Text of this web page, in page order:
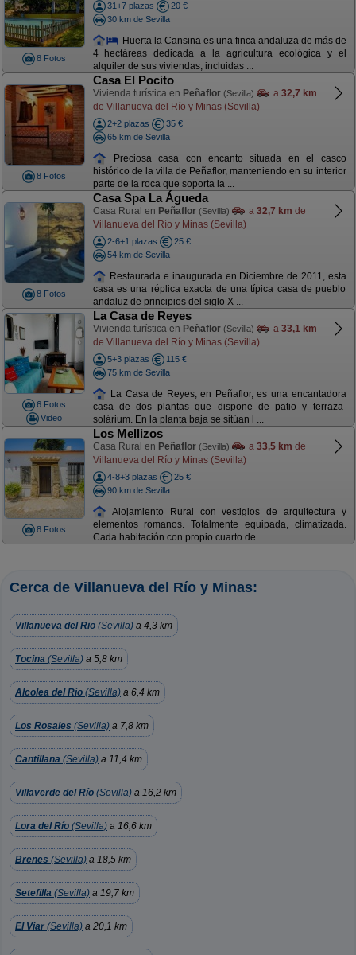
8 Fotos
31+7 plazas
20 €
30 km de Sevilla
Huerta la Cansina es una finca andaluza de más de
4 hectáreas dedicada a la agricultura ecológica y el
alquiler de sus viviendas, incluidas ...
8 Fotos
Casa El Pocito
Vivienda turística en Peñaflor (Sevilla) a 32,7 km
de Villanueva del Río y Minas (Sevilla)
2+2 plazas
35 €
65 km de Sevilla
Preciosa casa con encanto situada en el casco
histórico de la villa de Peñaflor, manteniendo en su interior
parte de la roca que soporta la ...
8 Fotos
Casa Spa La Águeda
Casa Rural en Peñaflor (Sevilla) a 32,7 km de
Villanueva del Río y Minas (Sevilla)
2-6+1 plazas
25 €
54 km de Sevilla
Restaurada e inaugurada en Diciembre de 2011, esta
casa es una réplica exacta de una típica casa de pueblo
andaluz de principios del siglo X ...
6 Fotos
Video
La Casa de Reyes
Vivienda turística en Peñaflor (Sevilla) a 33,1 km
de Villanueva del Río y Minas (Sevilla)
5+3 plazas
115 €
75 km de Sevilla
La Casa de Reyes, en Peñaflor, es una encantadora
casa de dos plantas que dispone de patio y terraza-
solárium. En la planta baja se sitúan l ...
8 Fotos
Los Mellizos
Casa Rural en Peñaflor (Sevilla) a 33,5 km de
Villanueva del Río y Minas (Sevilla)
4-8+3 plazas
25 €
90 km de Sevilla
Alojamiento Rural con vestigios de arquitectura y
elementos romanos. Totalmente equipada, climatizada.
Cada habitación con propio cuarto de ...
Cerca de Villanueva del Río y Minas:
Villanueva del Rio (Sevilla) a 4,3 km
Tocina (Sevilla) a 5,8 km
Alcolea del Río (Sevilla) a 6,4 km
Los Rosales (Sevilla) a 7,8 km
Cantillana (Sevilla) a 11,4 km
Villaverde del Río (Sevilla) a 16,2 km
Lora del Río (Sevilla) a 16,6 km
Brenes (Sevilla) a 18,5 km
Setefilla (Sevilla) a 19,7 km
El Viar (Sevilla) a 20,1 km